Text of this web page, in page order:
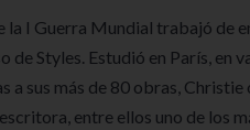
la I Guerra Mundial trabajó de
Styles. Estudió en París, en
sus más de 80 obras,
entre ellos uno de los